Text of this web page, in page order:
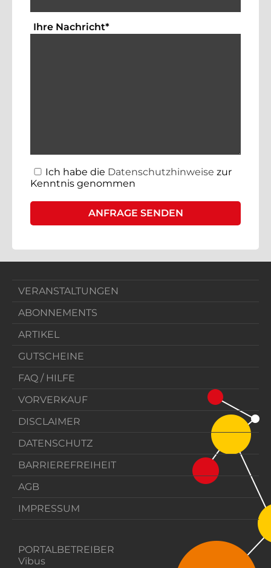
Ihre Nachricht*Bitte geben Sie hier Ihre
Ich habe die Datenschutzhinweise zur
Kenntnis genommen
VERANSTALTUNGEN
ABONNEMENTS
ARTIKEL
GUTSCHEINE
FAQ / HILFE
VORVERKAUF
DISCLAIMER
DATENSCHUTZ
BARRIEREFREIHEIT
AGB
IMPRESSUM
PORTALBETREIBER
Vibus